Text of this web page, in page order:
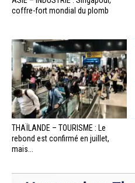
coffre-fort mondial du plomb
THAÏLANDE – TOURISME : Le
rebond est confirmé en juillet,
mais...